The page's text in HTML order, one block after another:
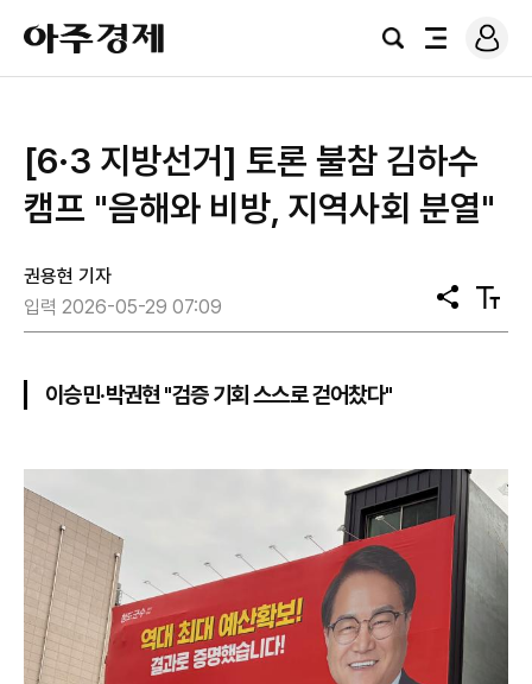
아
주
경
검
전
로
그
[6·3 지방선거] 토론 불참 김하수
캠프 "음해와 비방, 지역사회 분열"
권용현 기자
입력 2026-05-29 07:09
공
유
텍
스
이승민·박권현 "검증 기회 스스로 걷어찼다"